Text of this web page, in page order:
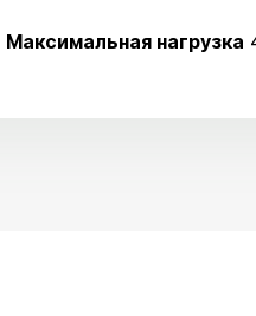
Максимальная нагрузка